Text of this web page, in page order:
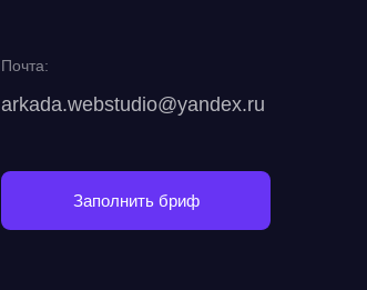
Почта:
arkada.webstudio@yandex.ru
Заполнить бриф